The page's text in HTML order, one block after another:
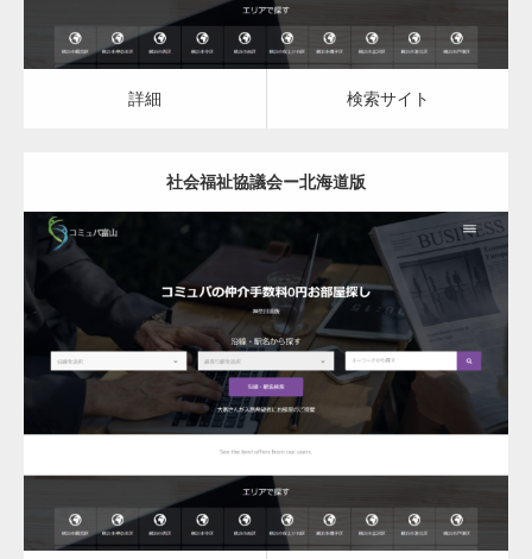
詳細 検索サイト
社会福祉協議会ー北海道版
更新日： 2023.03.10
社会福祉協議会
詳細 検索サイト